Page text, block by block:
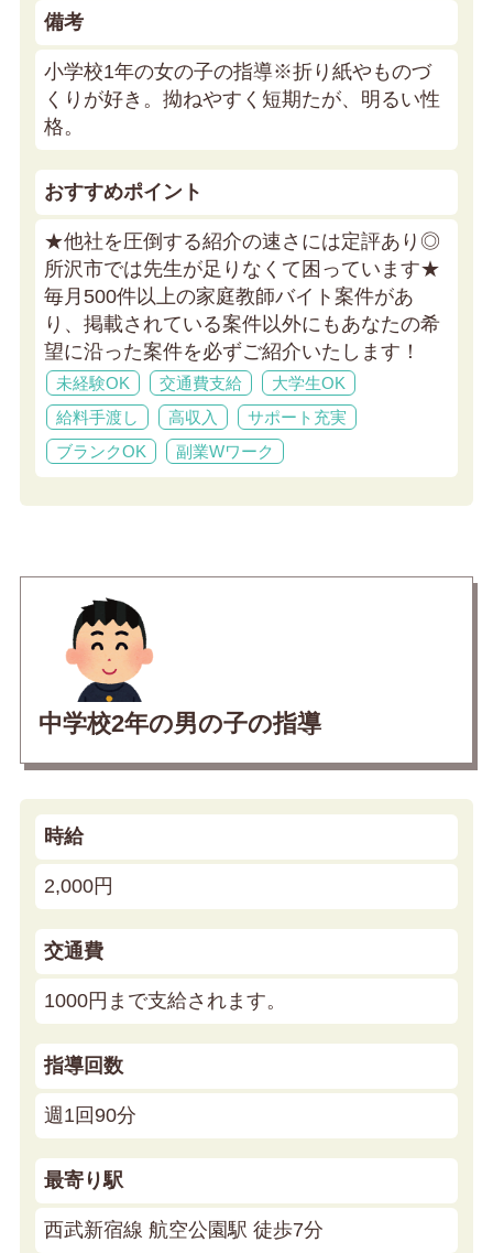
備考
小学校1年の女の子の指導※折り紙やものづ
くりが好き。拗ねやすく短期たが、明るい性
格。
おすすめポイント
★他社を圧倒する紹介の速さには定評あり◎
所沢市では先生が足りなくて困っています★
毎月500件以上の家庭教師バイト案件があ
り、掲載されている案件以外にもあなたの希
望に沿った案件を必ずご紹介いたします！
未経験OK 交通費支給
大学生OK
給料手渡し
高収入
サポート充実
ブランクOK
副業Wワーク
中学校2年の男の子の指導
時給
2,000円
交通費
1000円まで支給されます。
指導回数
週1回90分
最寄り駅
西武新宿線 航空公園駅 徒歩7分